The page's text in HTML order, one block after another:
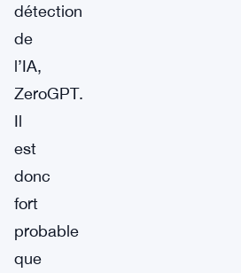
détection
de
l’IA,
ZeroGPT.
Il
est
donc
fort
probable
que